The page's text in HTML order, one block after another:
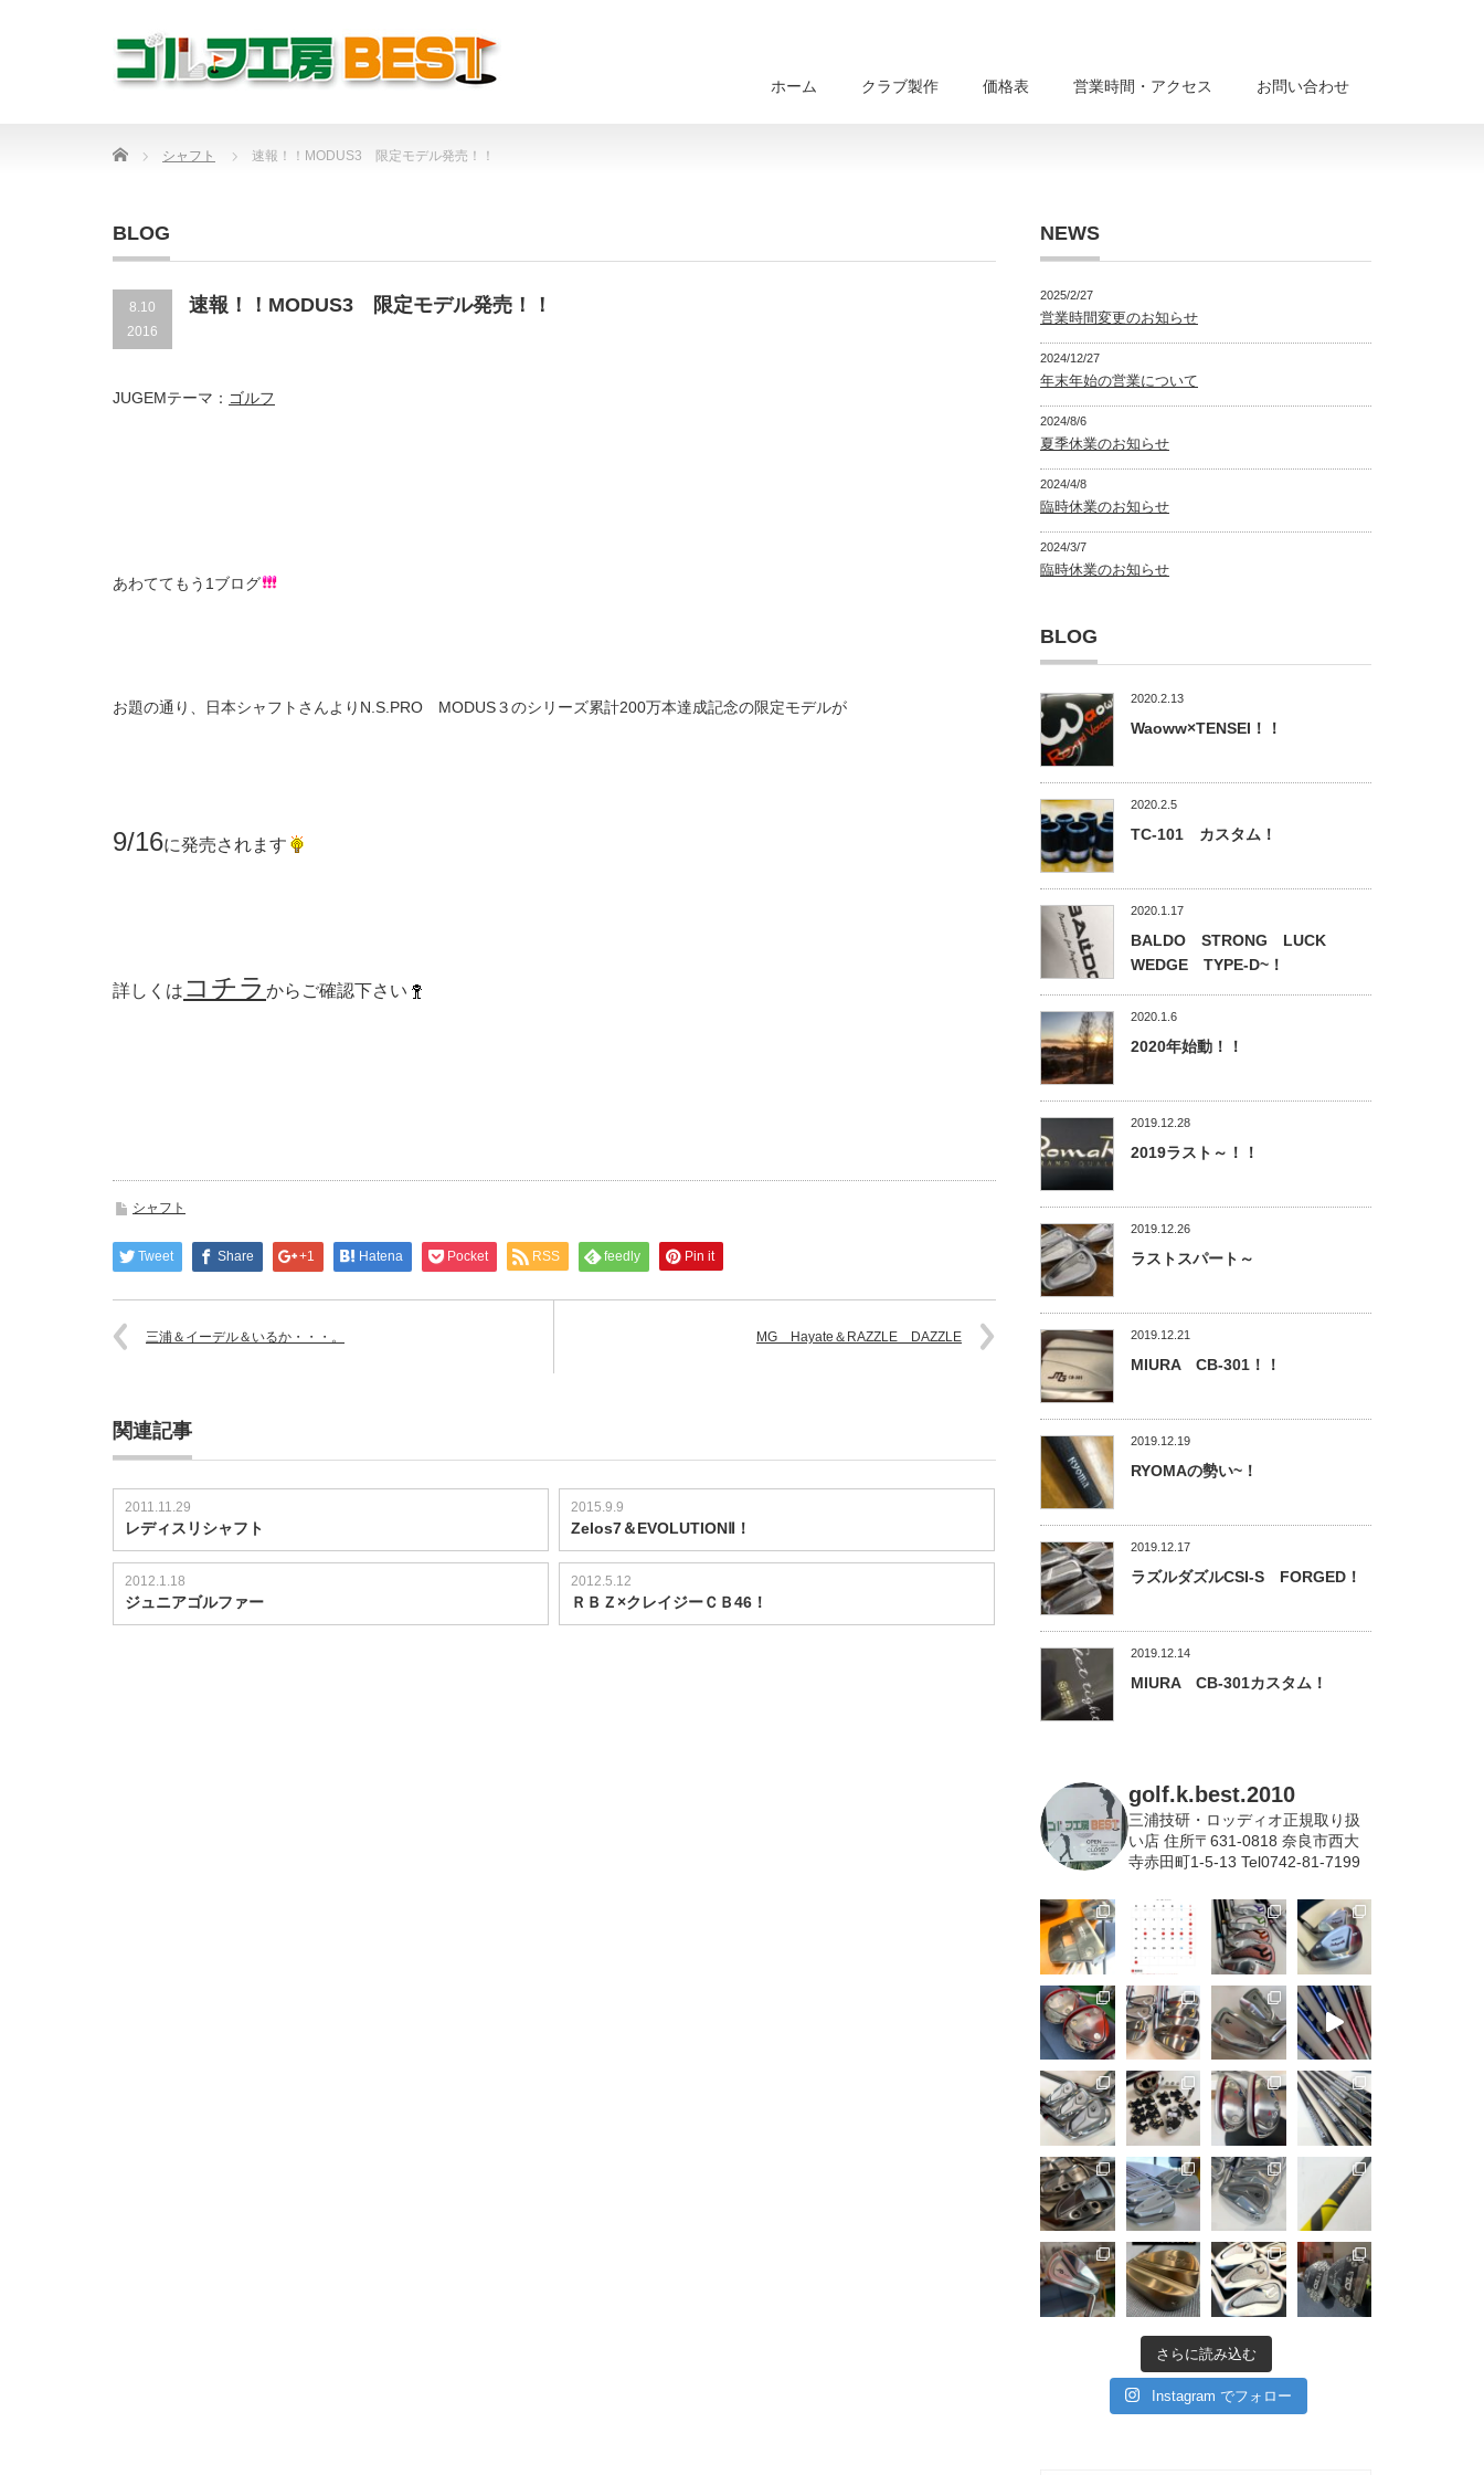
ホーム クラブ製作 価格表 営業時間・アクセス お問い合わせ
Home シャフト 速報！！MODUS3 限定モデル発売！！
BLOG
8.10
2016
速報！！MODUS3 限定モデル発売！！
JUGEMテーマ： ゴルフ
あわててもう1ブログ
お題の通り、日本シャフトさんよりN.S.PRO MODUS３のシリーズ累計200万本達成記念の限定モデルが
9/16に発売されます
詳しくは コチラ からご確認下さい
シャフト
Tweet Share +1 Hatena Pocket RSS feedly Pin it
三浦＆イーデル＆いるか・・・。 MG Hayate＆RAZZLE DAZZLE
関連記事
2011.11.29
レディスリシャフト
2015.9.9
Zelos7＆EVOLUTIONⅡ！
2012.1.18
ジュニアゴルファー
2012.5.12
ＲＢＺ×クレイジーＣＢ46！
NEWS
2025/2/27
営業時間変更のお知らせ
2024/12/27
年末年始の営業について
2024/8/6
夏季休業のお知らせ
2024/4/8
臨時休業のお知らせ
2024/3/7
臨時休業のお知らせ
BLOG
2020.2.13
Waoww×TENSEI！！
2020.2.5
TC-101 カスタム！
2020.1.17
BALDO STRONG LUCK
WEDGE TYPE-D~！
2020.1.6
2020年始動！！
2019.12.28
2019ラスト～！！
2019.12.26
ラストスパート～
2019.12.21
MIURA CB-301！！
2019.12.19
RYOMAの勢い~！
2019.12.17
ラズルダズルCSI-S FORGED！
2019.12.14
MIURA CB-301カスタム！
golf.k.best.2010
三浦技研・ロッディオ正規取り扱
い店 住所〒631-0818 奈良市西大
寺赤田町1-5-13 Tel0742-81-7199
さらに読み込む
Instagram でフォロー